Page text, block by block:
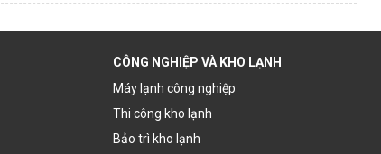
CÔNG NGHIỆP VÀ KHO LẠNH
Máy lạnh công nghiệp
Thi công kho lạnh
Bảo trì kho lạnh